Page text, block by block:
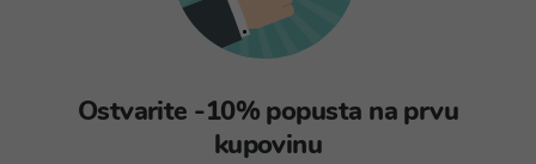
Ostvarite -10% popusta na prvu
kupovinu